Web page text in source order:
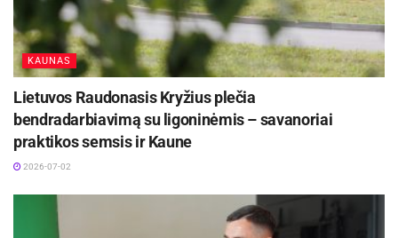
KAUNAS
Lietuvos Raudonasis Kryžius plečia
bendradarbiavimą su ligoninėmis – savanoriai
praktikos semsis ir Kaune
2026-07-02